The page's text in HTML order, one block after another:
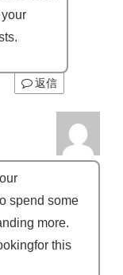
返信
spend some
more.
this